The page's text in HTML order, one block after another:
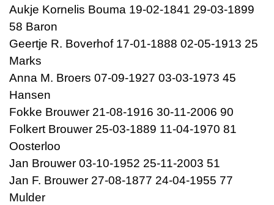
Aukje Kornelis Bouma 19-02-1841 29-03-1899
58 Baron
Geertje R. Boverhof 17-01-1888 02-05-1913 25
Marks
Anna M. Broers 07-09-1927 03-03-1973 45
Hansen
Fokke Brouwer 21-08-1916 30-11-2006 90
Folkert Brouwer 25-03-1889 11-04-1970 81
Oosterloo
Jan Brouwer 03-10-1952 25-11-2003 51
Jan F. Brouwer 27-08-1877 24-04-1955 77
Mulder